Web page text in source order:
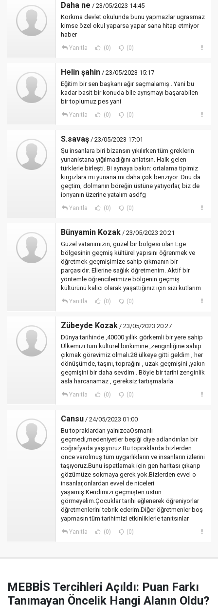
Daha ne / 23/05/2023 14:45
Korkma devlet okulunda bunu yapmazlar ugrasmaz
kimse özel okul yaparsa yapar sana hitap etmiyor
haber
Yanıtla (0) (0)
Helin şahin / 23/05/2023 15:17
Eğitim bir sen başkanı ağır saçmalamış . Yani bu
kadar basit bir konuda bile ayrışmayı başarabilen
bir toplumuz pes yani
Yanıtla (0) (0)
S.savaş / 23/05/2023 17:01
Şu insanlara biri bizansın yıkılırken tüm greklerin
yunanistana yığılmadığını anlatsın. Halk gelen
türklerle birleşti. Bi aynaya bakın: ortalama tipimiz
kırgızlara mı yunana mı daha çok benziyor. Onu da
geçtim, dolmanın böreğin üstüne yatıyorlar, biz de
ionyanın üzerine yatalım asdfg
Yanıtla (0) (0)
Bünyamin Kozak / 23/05/2023 20:21
Güzel vatanımızın, güzel bir bölgesi olan Ege
bölgesinin geçmiş kültürel yapısını öğrenmek ve
öğretmek geçmişimize sahip çıkmanın bir
parçasıdır. Ellerine sağlık öğretmenim. Aktif bir
yöntemle öğrencilerimize bölgenin geçmiş
kültürünü kalıcı olarak yaşattığınız için sizi kutlarım
Yanıtla (0) (0)
Zübeyde Kozak / 23/05/2023 20:27
Dünya tarihinde ,40000 yıllık görkemli bir yere sahip
Ülkemizi tüm kültürel birikimine ,zenginliğine sahip
çıkmak görevimiz olmalı.28 ülkeye gitti geldim , her
dönüşümde, taşını, toprağını , uzak geçmişini ,yakın
geçmişini bir daha sevdim . Böyle bir tarihi zenginlik
asla harcanamaz , gereksiz tartışmalarla
Yanıtla (0) (0)
Cansu / 24/05/2023 01:00
Bu topraklardan yalnızcaOsmanlı
geçmedi,medeniyetler beşiği diye adlandırılan bir
coğrafyada yaşıyoruz.Bu topraklarda bizlerden
önce varolmuş tüm uygarlıkların ve insanların izlerini
taşıyoruz.Bunu ispatlamak için gen haritası çıkarıp
gözümüze sokmaya gerek yok.Bizlerden evvel o
insanlar,onlardan evvel de niceleri
yaşamış.Kendimizi geçmişten üstün
görmeyelim.Çocuklar tarihi eğlenerek öğreniyorlar
öğretmenlerini tebrik ederim.Diğer öğretmenler boş
yapmasın tüm tarihimizi etkinliklerle tanıtsınlar
Yanıtla (0) (0)
MEBBİS Tercihleri Açıldı: Puan Farkı
Tanımayan Öncelik Hangi Alanın Oldu?